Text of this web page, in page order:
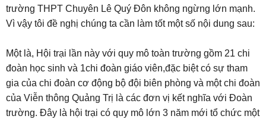
trường THPT Chuyên Lê Quý Đôn không ngừng lớn mạnh.
Vì vậy tôi đề nghị chúng ta cần làm tốt một số nội dung sau:
Một là, Hội trại lần này với quy mô toàn trường gồm 21 chi
đoàn học sinh và 1chi đoàn giáo viên,đặc biệt có sự tham
gia của chi đoàn cơ động bộ đội biên phòng và một chi đoàn
của Viễn thông Quảng Trị là các đơn vị kết nghĩa với Đoàn
trường. Đây là hội trại có quy mô lớn 3 năm mới tổ chức một